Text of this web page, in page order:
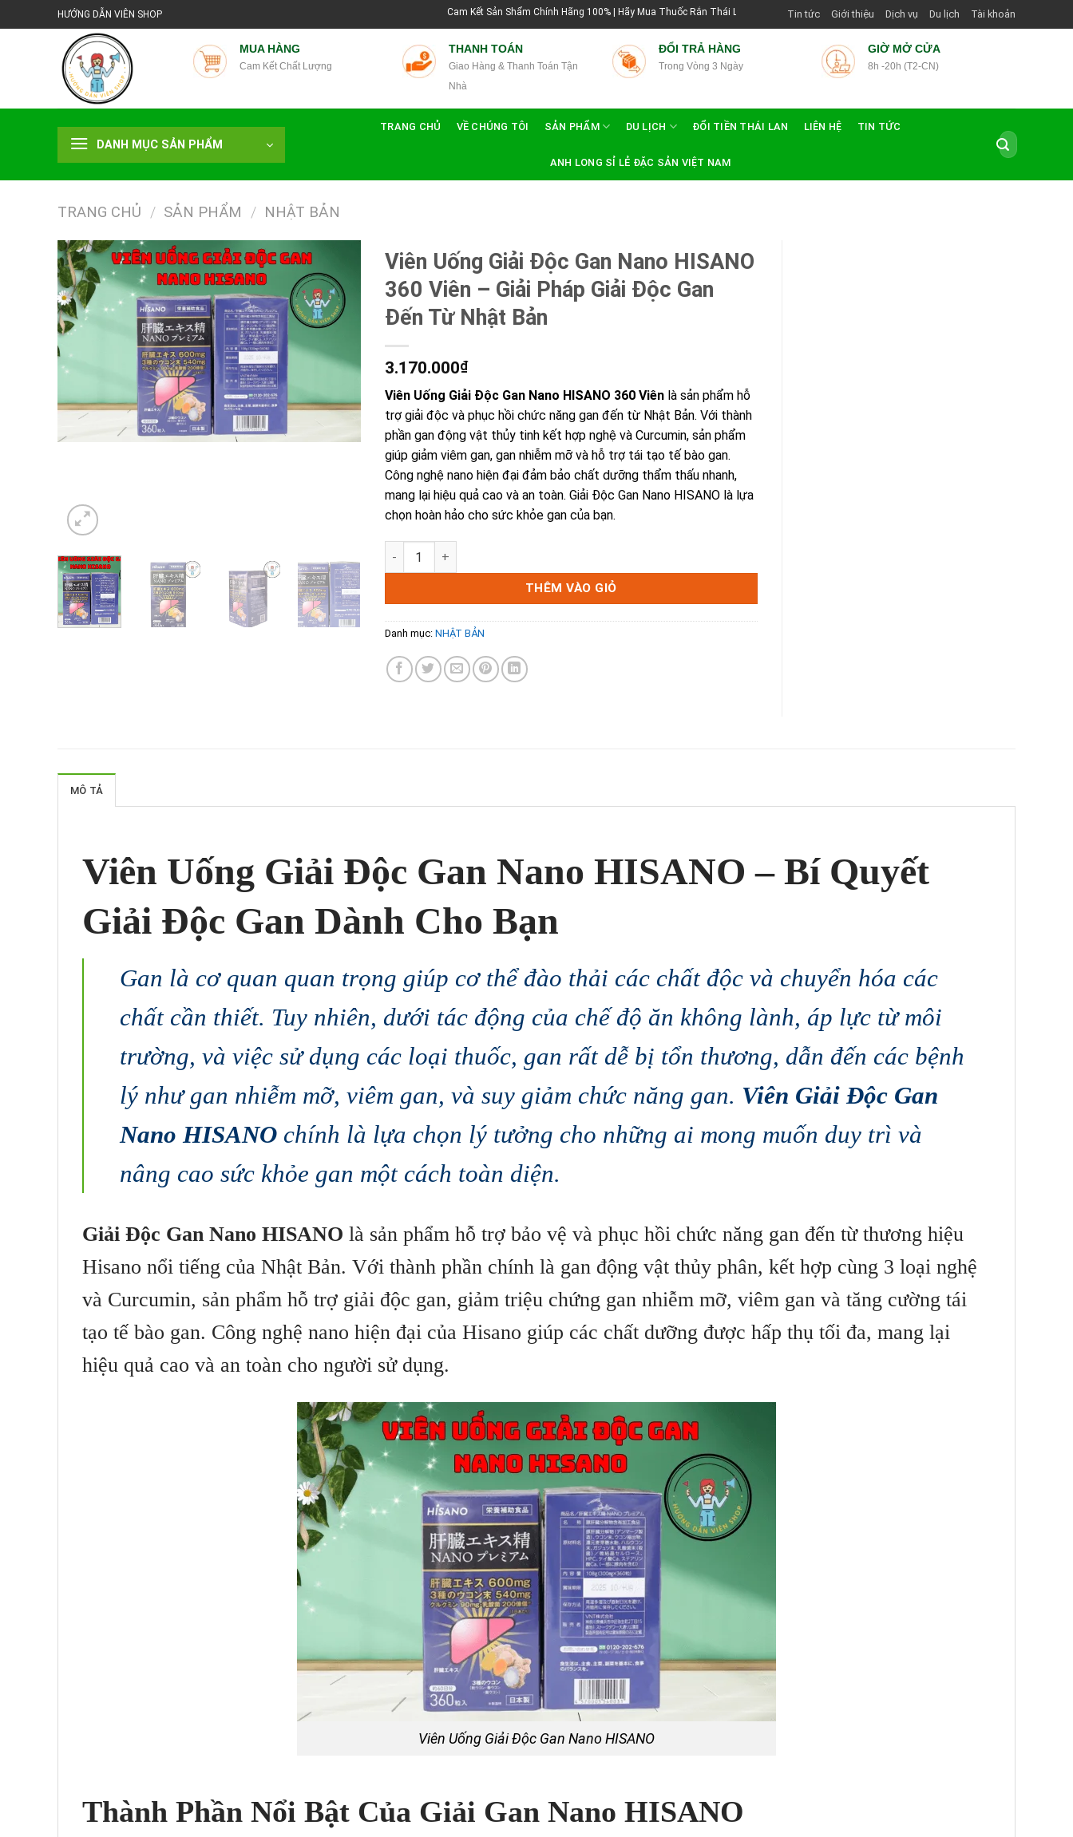
đến
HƯỚNG DẪN VIÊN SHOP Cam Kết Sản Shẩm Chính Hãng 100% | Hãy Mua Thuốc Rắn Thái Lan Tại Hướng Dẫn Viên Shop | Với Giá Tốt Nhất
Tin tức Giới thiệu Dịch vụ Du lịch Tài khoản
MUA HÀNG
Cam Kết Chất Lượng
THANH TOÁN
Giao Hàng & Thanh Toán Tận
Nhà
ĐỔI TRẢ HÀNG
Trong Vòng 3 Ngày
GIỜ MỞ CỬA
8h -20h (T2-CN)
DANH MỤC SẢN PHẨM
TRANG CHỦ VỀ CHÚNG TÔI SẢN PHẨM DU LỊCH ĐỔI TIỀN THÁI LAN LIÊN HỆ TIN TỨC
ANH LONG SỈ LẺ ĐẶC SẢN VIỆT NAM
Tìm
kiếm:
TRANG CHỦ / SẢN PHẨM / NHẬT BẢN
Viên Uống Giải Độc Gan Nano HISANO
360 Viên – Giải Pháp Giải Độc Gan
Đến Từ Nhật Bản
3.170.000₫
Viên Uống Giải Độc Gan Nano HISANO 360 Viên là sản phẩm hỗ
trợ giải độc và phục hồi chức năng gan đến từ Nhật Bản. Với thành
phần gan động vật thủy tinh kết hợp nghệ và Curcumin, sản phẩm
giúp giảm viêm gan, gan nhiễm mỡ và hỗ trợ tái tạo tế bào gan.
Công nghệ nano hiện đại đảm bảo chất dưỡng thẩm thấu nhanh,
mang lại hiệu quả cao và an toàn. Giải Độc Gan Nano HISANO là lựa
chọn hoàn hảo cho sức khỏe gan của bạn.
Viên Uống Giải Độc Gan Nano HISANO 360 Viên - Giải Pháp Giải Độc Gan Đến Từ Nhật Bản số lượng
THÊM VÀO GIỎ
Danh mục: NHẬT BẢN
MÔ TẢ
Viên Uống Giải Độc Gan Nano HISANO – Bí Quyết
Giải Độc Gan Dành Cho Bạn
Gan là cơ quan quan trọng giúp cơ thể đào thải các chất độc và chuyển hóa các
chất cần thiết. Tuy nhiên, dưới tác động của chế độ ăn không lành, áp lực từ môi
trường, và việc sử dụng các loại thuốc, gan rất dễ bị tổn thương, dẫn đến các bệnh
lý như gan nhiễm mỡ, viêm gan, và suy giảm chức năng gan. Viên Giải Độc Gan
Nano HISANO chính là lựa chọn lý tưởng cho những ai mong muốn duy trì và
nâng cao sức khỏe gan một cách toàn diện.
Giải Độc Gan Nano HISANO là sản phẩm hỗ trợ bảo vệ và phục hồi chức năng gan đến từ thương hiệu
Hisano nổi tiếng của Nhật Bản. Với thành phần chính là gan động vật thủy phân, kết hợp cùng 3 loại nghệ
và Curcumin, sản phẩm hỗ trợ giải độc gan, giảm triệu chứng gan nhiễm mỡ, viêm gan và tăng cường tái
tạo tế bào gan. Công nghệ nano hiện đại của Hisano giúp các chất dưỡng được hấp thụ tối đa, mang lại
hiệu quả cao và an toàn cho người sử dụng.
Viên Uống Giải Độc Gan Nano HISANO
Thành Phần Nổi Bật Của Giải Gan Nano HISANO